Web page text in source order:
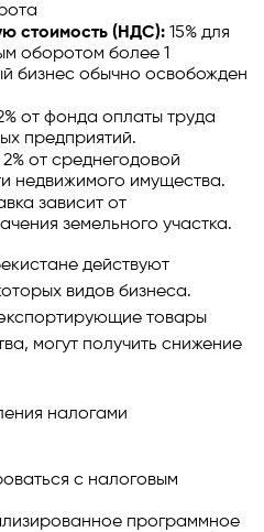
стоимость (НДС): 15% для
оборотом более 1
бизнес обычно освобожден
от фонда оплаты труда
предприятий.
2% от среднегодовой
недвижимого имущества.
зависит от
земельного участка.
действуют
видов бизнеса.
товары
могут получить снижение
налогами
с налоговым
программное